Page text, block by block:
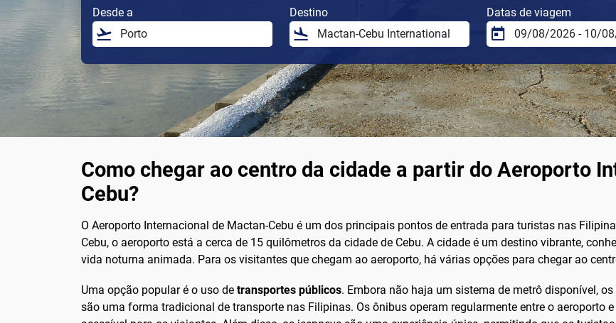
Desde a
Destino Datas de viagem
Como chegar ao centro da cidade a partir do Aeroporto
Cebu?
O Aeroporto Internacional de Mactan-Cebu é um dos principais pontos de entrada para turistas nas
Cebu, o aeroporto está a cerca de 15 quilômetros da cidade de Cebu. A cidade é um destino vibrante,
vida noturna animada. Para os visitantes que chegam ao aeroporto, há várias opções para chegar ao
Uma opção popular é o uso de transportes públicos. Embora não haja um sistema de metrô disponível,
são uma forma tradicional de transporte nas Filipinas. Os ônibus operam regularmente entre o aeroporto